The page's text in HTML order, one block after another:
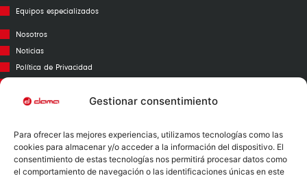
Gestionar consentimiento
Para ofrecer las mejores experiencias, utilizamos tecnologías como las
cookies para almacenar y/o acceder a la información del dispositivo. El
consentimiento de estas tecnologías nos permitirá procesar datos como
el comportamiento de navegación o las identificaciones únicas en este
Equipos especializados
Nosotros
Noticias
Política de Privacidad
Política de Cookies
Garantías
Catálogo
Contacto